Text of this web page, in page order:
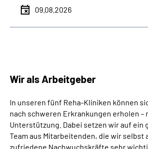
09.08.2026
Wir als Arbeitgeber
In unseren fünf Reha-Kliniken können
nach schweren Erkrankungen erholen –
Unterstützung. Dabei setzen wir auf ein
Team aus Mitarbeitenden, die wir selbst
zufriedene Nachwuchskräfte sehr